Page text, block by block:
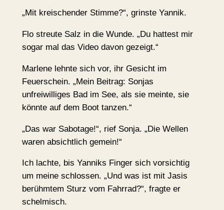
„Mit kreischender Stimme?“, grinste Yannik.
Flo streute Salz in die Wunde. „Du hattest mir
sogar mal das Video davon gezeigt.“
Marlene lehnte sich vor, ihr Gesicht im
Feuerschein. „Mein Beitrag: Sonjas
unfreiwilliges Bad im See, als sie meinte, sie
könnte auf dem Boot tanzen.“
„Das war Sabotage!“, rief Sonja. „Die Wellen
waren absichtlich gemein!“
Ich lachte, bis Yanniks Finger sich vorsichtig
um meine schlossen. „Und was ist mit Jasis
berühmtem Sturz vom Fahrrad?“, fragte er
schelmisch.